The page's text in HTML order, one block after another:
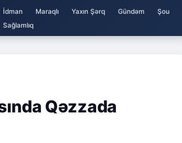
İdman Maraqlı Yaxın Şərq Gündəm Şou
Sağlamlıq
Qəzzada